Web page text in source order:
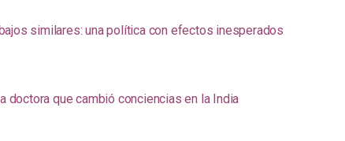
similares: una política con efectos inesperados
doctora que cambió conciencias en la India